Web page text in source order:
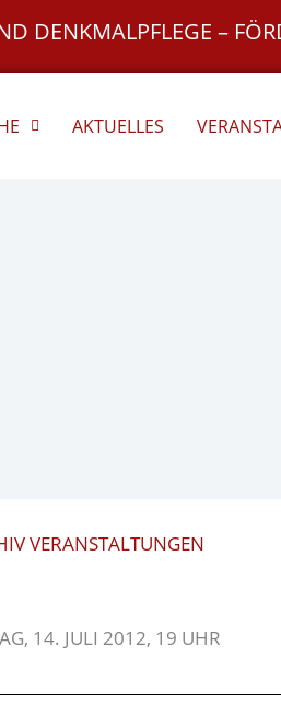
DENKMALPFLEGE –
AKTUELLES
VERANSTALTUNGEN
14. JULI 2012, 19 UHR